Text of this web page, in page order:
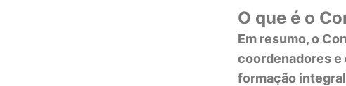
O que é o
Em resumo, o
coordenadores e
formação